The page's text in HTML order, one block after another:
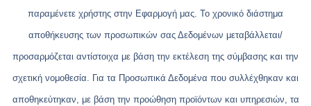
παραμένετε χρήστης στην Εφαρμογή μας. Το χρονικό διάστημα
αποθήκευσης των προσωπικών σας Δεδομένων μεταβάλλεται/
προσαρμόζεται αντίστοιχα με βάση την εκτέλεση της σύμβασης και την
σχετική νομοθεσία. Για τα Προσωπικά Δεδομένα που συλλέχθηκαν και
αποθηκεύτηκαν, με βάση την προώθηση προϊόντων και υπηρεσιών, τα